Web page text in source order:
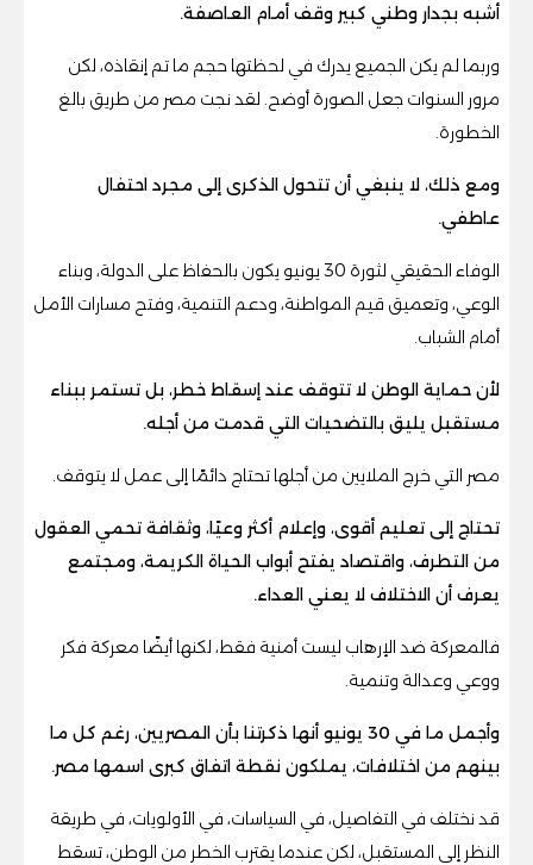
أشبه بجدار وطني كبير وقف أمام العاصفة.
وربما لم يكن الجميع يدرك في لحظتها حجم ما تم إنقاذه، لكن
مرور السنوات جعل الصورة أوضح. لقد نجت مصر من طريق بالغ
الخطورة.
ومع ذلك، لا ينبغي أن تتحول الذكرى إلى مجرد احتفال
عاطفي.
الوفاء الحقيقي لثورة 30 يونيو يكون بالحفاظ على الدولة، وبناء
الوعي، وتعميق قيم المواطنة، ودعم التنمية، وفتح مسارات الأمل
أمام الشباب.
لأن حماية الوطن لا تتوقف عند إسقاط خطر، بل تستمر ببناء
مستقبل يليق بالتضحيات التي قدمت من أجله.
مصر التي خرج الملايين من أجلها تحتاج دائمًا إلى عمل لا يتوقف.
تحتاج إلى تعليم أقوى، وإعلام أكثر وعيًا، وثقافة تحمي العقول
من التطرف، واقتصاد يفتح أبواب الحياة الكريمة، ومجتمع
يعرف أن الاختلاف لا يعني العداء.
فالمعركة ضد الإرهاب ليست أمنية فقط، لكنها أيضًا معركة فكر
ووعي وعدالة وتنمية.
وأجمل ما في 30 يونيو أنها ذكرتنا بأن المصريين، رغم كل ما
بينهم من اختلافات، يملكون نقطة اتفاق كبرى اسمها مصر.
قد نختلف في التفاصيل، في السياسات، في الأولويات، في طريقة
النظر إلى المستقبل، لكن عندما يقترب الخطر من الوطن، تسقط